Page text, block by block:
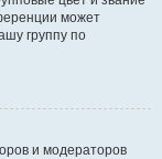
может
группу по
и модераторов